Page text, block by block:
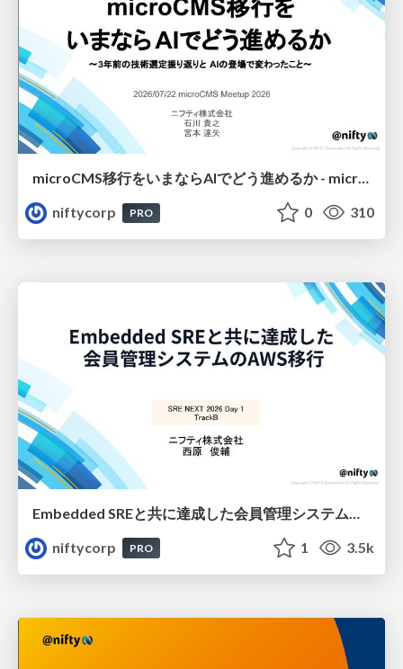
microCMS移行をいまならAIでどう進めるか - microCMS Meetup 2026
niftycorp
PRO 0 310
niftycorp
PRO 1 3.5k